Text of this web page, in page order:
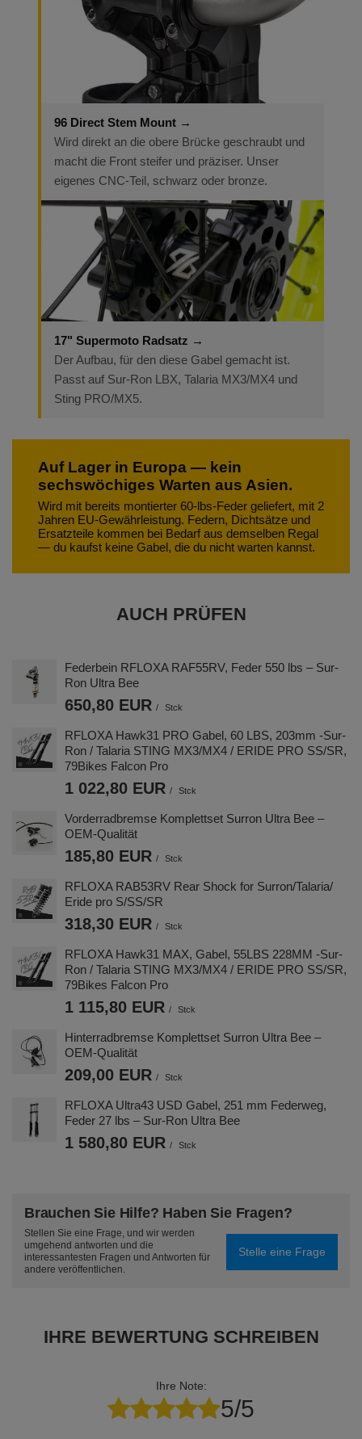
96 Direct Stem Mount →
Wird direkt an die obere Brücke geschraubt und
macht die Front steifer und präziser. Unser
eigenes CNC-Teil, schwarz oder bronze.
17" Supermoto Radsatz →
Der Aufbau, für den diese Gabel gemacht ist.
Passt auf Sur-Ron LBX, Talaria MX3/MX4 und
Sting PRO/MX5.
Auf Lager in Europa — kein
sechswöchiges Warten aus Asien.
Wird mit bereits montierter 60-lbs-Feder geliefert, mit 2
Jahren EU-Gewährleistung. Federn, Dichtsätze und
Ersatzteile kommen bei Bedarf aus demselben Regal
— du kaufst keine Gabel, die du nicht warten kannst.
AUCH PRÜFEN
Federbein RFLOXA RAF55RV, Feder 550 lbs – Sur-
Ron Ultra Bee
650,80 EUR / Stck
RFLOXA Hawk31 PRO Gabel, 60 LBS, 203mm -Sur-
Ron / Talaria STING MX3/MX4 / ERIDE PRO SS/SR,
79Bikes Falcon Pro
1 022,80 EUR / Stck
Vorderradbremse Komplettset Surron Ultra Bee –
OEM-Qualität
185,80 EUR / Stck
RFLOXA RAB53RV Rear Shock for Surron/Talaria/
Eride pro S/SS/SR
318,30 EUR / Stck
RFLOXA Hawk31 MAX, Gabel, 55LBS 228MM -Sur-
Ron / Talaria STING MX3/MX4 / ERIDE PRO SS/SR,
79Bikes Falcon Pro
1 115,80 EUR / Stck
Hinterradbremse Komplettset Surron Ultra Bee –
OEM-Qualität
209,00 EUR / Stck
RFLOXA Ultra43 USD Gabel, 251 mm Federweg,
Feder 27 lbs – Sur-Ron Ultra Bee
1 580,80 EUR / Stck
Brauchen Sie Hilfe? Haben Sie Fragen?
Stellen Sie eine Frage, und wir werden
umgehend antworten und die
interessantesten Fragen und Antworten für
andere veröffentlichen.
Stelle eine Frage
IHRE BEWERTUNG SCHREIBEN
Ihre Note:
5/5